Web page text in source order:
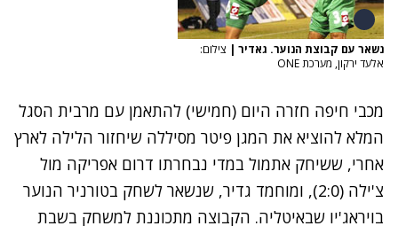
נשאר עם קבוצת הנוער. גאדיר | צילום:
אלעד ירקון, מערכת ONE
מכבי חיפה חזרה היום (חמישי) להתאמן עם מרבית הסגל
המלא להוציא את המגן פיטר מסיללה שיחזור הלילה לארץ
אחרי, ששיחק אתמול במדי נבחרתו דרום אפריקה מול
צ'ילה (2:0), ומוחמד גדיר, שנשאר לשחק בטורניר הנוער
בויראג'יו שבאיטליה. הקבוצה מתכוננת למשחק בשבת